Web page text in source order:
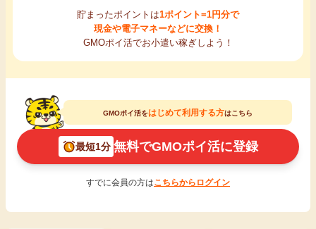
貯まったポイントは1ポイント=1円分で
現金や電子マネーなどに交換！
GMOポイ活でお小遣い稼ぎしよう！
GMOポイ活をはじめて利用する方はこちら
最短1分 無料でGMOポイ活に登録
すでに会員の方はこちらからログイン